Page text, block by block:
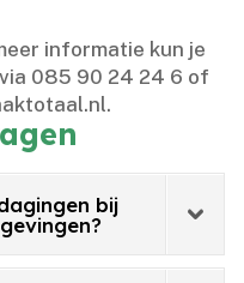
informatie kun je
085 90 24 24 6 of
bij